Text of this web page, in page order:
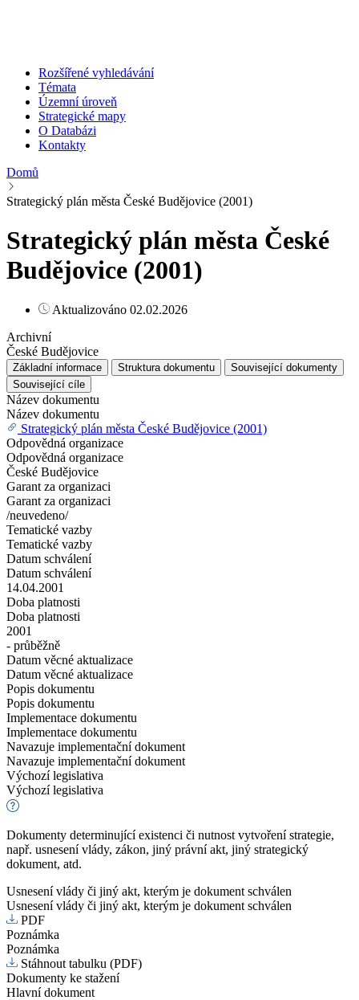
Rozšířené vyhledávání
Témata
Územní úroveň
Strategické mapy
O Databázi
Kontakty
Domů
Strategický plán města České Budějovice (2001)
Strategický plán města České
Budějovice (2001)
Aktualizováno 02.02.2026
Archivní
České Budějovice
Základní informace Struktura dokumentu
Související dokumenty
Související cíle
Název dokumentu
Název dokumentu
Strategický plán města České Budějovice (2001)
Odpovědná organizace
Odpovědná organizace
České Budějovice
Garant za organizaci
Garant za organizaci
/neuvedeno/
Tematické vazby
Tematické vazby
Datum schválení
Datum schválení
14.04.2001
Doba platnosti
Doba platnosti
2001
- průběžně
Datum věcné aktualizace
Datum věcné aktualizace
Popis dokumentu
Popis dokumentu
Implementace dokumentu
Implementace dokumentu
Navazuje implementační dokument
Navazuje implementační dokument
Výchozí legislativa
Výchozí legislativa
Dokumenty determinující existenci či nutnost vytvoření strategie,
např. usnesení vlády, zákon, jiný právní akt, jiný strategický
dokument, atd.
Usnesení vlády či jiný akt, kterým je dokument schválen
Usnesení vlády či jiný akt, kterým je dokument schválen
PDF
Poznámka
Poznámka
Stáhnout tabulku (PDF)
Dokumenty ke stažení
Hlavní dokument